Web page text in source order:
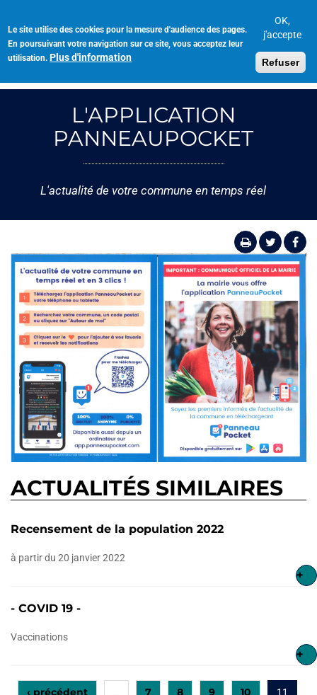
Le site utilise des cookies pour la mesure d'audience des pages.
En poursuivant votre navigation sur ce site, vous acceptez leur
utilisation. Plus d'information
OK,
j'accepte
Refuser
contenu
principal
L'APPLICATION
PANNEAUPOCKET
L'actualité de votre commune en temps réel
ACTUALITÉS SIMILAIRES
Recensement de la population 2022
à partir du 20 janvier 2022
+
- COVID 19 -
Vaccinations
+
‹ précédent 7 8 9 10 11